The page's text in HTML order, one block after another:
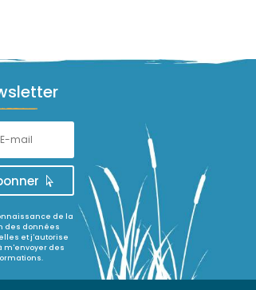
de la
des données
et j'autorise
m'envoyer des